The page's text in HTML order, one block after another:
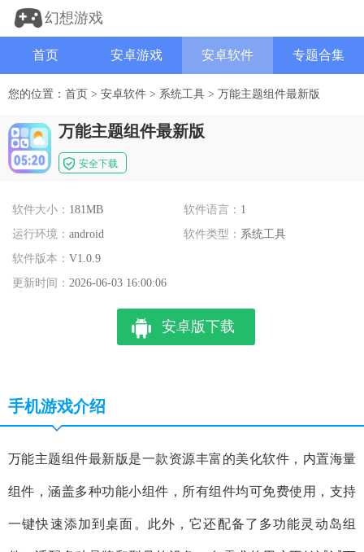
幻想游戏
首页 安卓游戏 安卓软件 专题合集
您的位置： 首页 > 安卓软件 > 系统工具 > 万能主题组件最新版
万能主题组件最新版
安全下载
软件大小： 181MB 软件语言： 1
运行环境： android 软件类型： 系统工具
软件版本： V1.0.9
更新时间： 2026-06-03 16:00:06
安卓版下载
手机游戏介绍
万能主题组件最新版是一款资源丰富的美化软件，内置海量
组件，涵盖多种功能小组件，所有组件均可免费使用，支持
一键快速添加到桌面。此外，它还配备了多功能灵动岛组